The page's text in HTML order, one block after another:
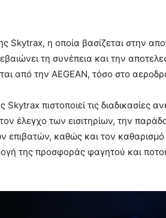
Skytrax, η οποία βασίζεται στην
τη συνέπεια και την
από την AEGEAN, τόσο στο
Skytrax πιστοποιεί τις
έλεγχο των εισιτηρίων, την
επιβατών, καθώς και τον
της προσφοράς φαγητού και